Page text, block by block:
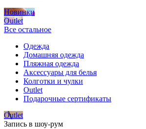
Новинки
Outlet
Все остальное
Одежда
Домашняя одежда
Пляжная одежда
Аксессуары для белья
Колготки и чулки
Outlet
Подарочные сертификаты
Outlet
Запись в шоу-рум